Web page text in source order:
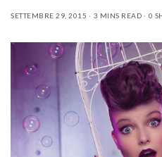
SETTEMBRE 29, 2015 3 MINS READ 0